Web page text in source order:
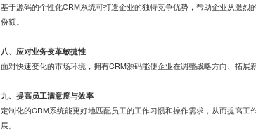
基于源码的个性化CRM系统可打造企业的独特竞争优势，帮助企业从激烈
份额。
八、应对业务变革敏捷性
面对快速变化的市场环境，拥有CRM源码能使企业在调整战略方向、拓展
九、提高员工满意度与效率
定制化的CRM系统能更好地匹配员工的工作习惯和操作需求，从而提高工
展。